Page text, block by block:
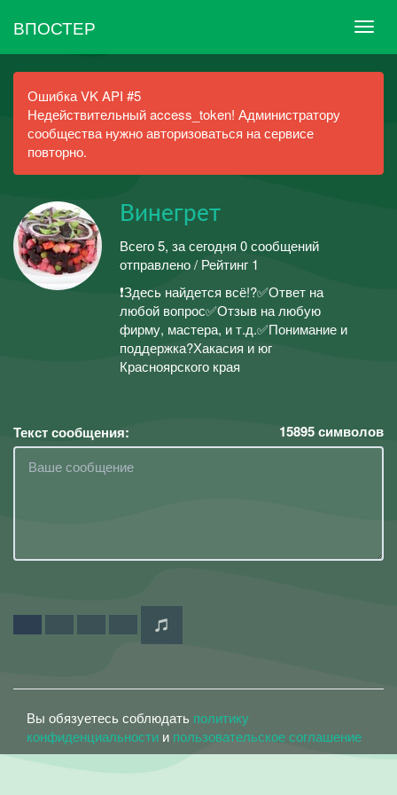
ВПОСТЕР
Ошибка VK API #5
Недействительный access_token! Администратору
сообщества нужно авторизоваться на сервисе
повторно.
Винегрет
Всего 5, за сегодня 0 сообщений
отправлено / Рейтинг 1
❗️Здесь найдется всё!?✅Ответ на
любой вопрос✅Отзыв на любую
фирму, мастера, и т.д.✅Понимание и
поддержка?Хакасия и юг
Красноярского края
Текст сообщения: 15895символов
Вы обязуетесь соблюдать политику
конфиденциальности и пользовательское соглашение